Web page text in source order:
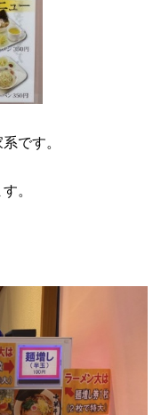
です。
。